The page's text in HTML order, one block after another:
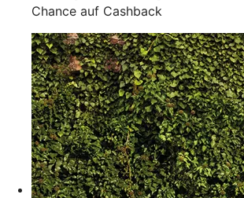
Chance auf Cashback